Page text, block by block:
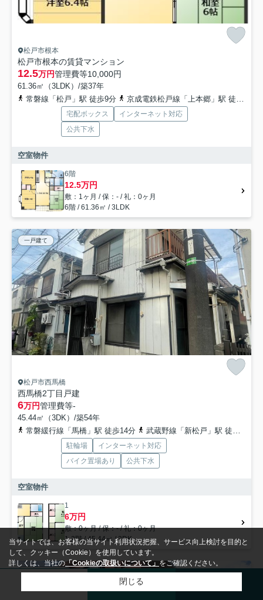
松戸市根本
松戸市根本の賃貸マンション
12.5万円管理費等10,000円
61.36㎡（3LDK）/築37年
常磐線「松戸」駅 徒歩9分
京成電鉄松戸線「上本郷」駅 徒歩24分
宅配ボックス
インターネット対応
公共下水
空室物件
6階
12.5万円
敷：1ヶ月 / 保：- / 礼：0ヶ月
6階 / 61.36㎡ / 3LDK
一戸建て
松戸市西馬橋
西馬橋2丁目戸建
6万円管理費等-
45.44㎡（3DK）/築54年
常磐緩行線「馬橋」駅 徒歩14分
武蔵野線「新松戸」駅 徒歩23分
駐輪場
インターネット対応
バイク置場あり
公共下水
空室物件
1
6万円
敷：0ヶ月 / 保：- / 礼：0ヶ月
1-2階 / 45.44㎡ / 3DK
賃貸マンション
来店予約
当サイトでは、お客様の当サイト利用状況把握、サービス向上検討を目的と
して、クッキー（Cookie）を使用しています。
詳しくは、当社の「Cookieの取扱いについて」をご確認ください。
閉じる